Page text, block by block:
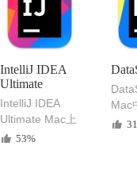
论坛
上传
IntelliJ IDEA
Ultimate
IntelliJ IDEA
Ultimate Mac上
最好的Java开发
53%
Mac
的大